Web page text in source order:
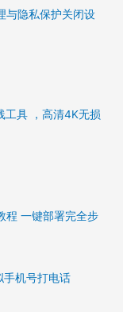
与隐私保护关闭设
工具 ，高清4K无损
程 一键部署完全步
手机号打电话